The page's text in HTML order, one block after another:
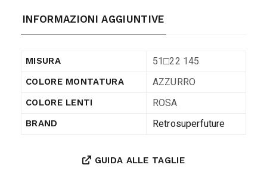
INFORMAZIONI AGGIUNTIVE
MISURA 51□22 145
COLORE MONTATURA AZZURRO
COLORE LENTI ROSA
BRAND Retrosuperfuture
GUIDA ALLE TAGLIE